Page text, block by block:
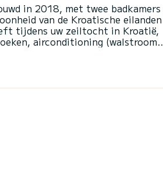
in 2018, met twee badkamers
van de Kroatische eilanden
tijdens uw zeiltocht in Kroatië,
airconditioning (walstroom),
waardoor navigeren op zee zo